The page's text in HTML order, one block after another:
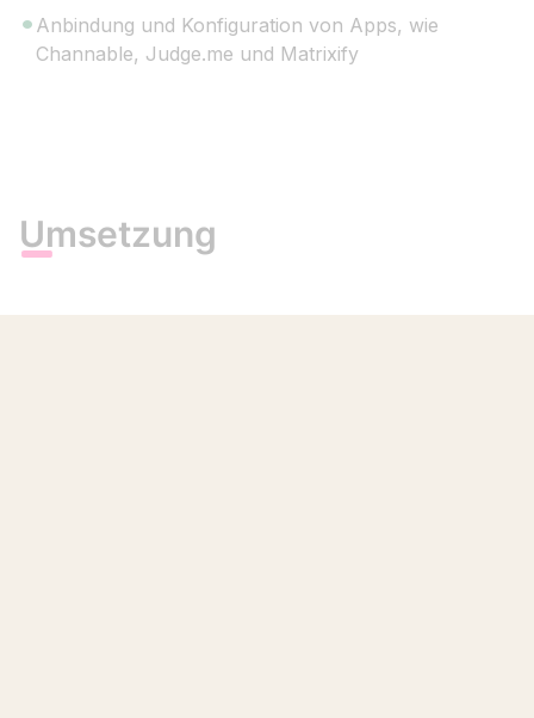
Anbindung und Konfiguration von Apps, wie
Channable, Judge.me und Matrixify
Umsetzung